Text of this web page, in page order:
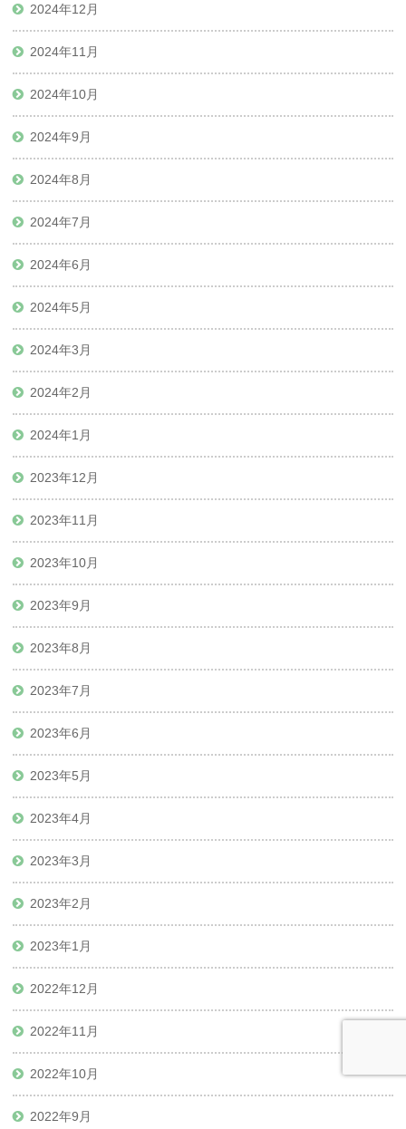
2024年12月
2024年11月
2024年10月
2024年9月
2024年8月
2024年7月
2024年6月
2024年5月
2024年3月
2024年2月
2024年1月
2023年12月
2023年11月
2023年10月
2023年9月
2023年8月
2023年7月
2023年6月
2023年5月
2023年4月
2023年3月
2023年2月
2023年1月
2022年12月
2022年11月
2022年10月
2022年9月